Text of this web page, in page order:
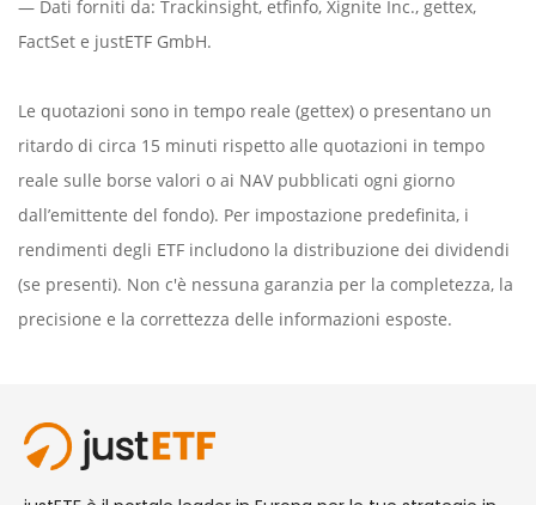
— Dati forniti da: Trackinsight, etfinfo, Xignite Inc., gettex,
FactSet e justETF GmbH.
Le quotazioni sono in tempo reale (gettex) o presentano un
ritardo di circa 15 minuti rispetto alle quotazioni in tempo
reale sulle borse valori o ai NAV pubblicati ogni giorno
dall’emittente del fondo). Per impostazione predefinita, i
rendimenti degli ETF includono la distribuzione dei dividendi
(se presenti). Non c'è nessuna garanzia per la completezza, la
precisione e la correttezza delle informazioni esposte.